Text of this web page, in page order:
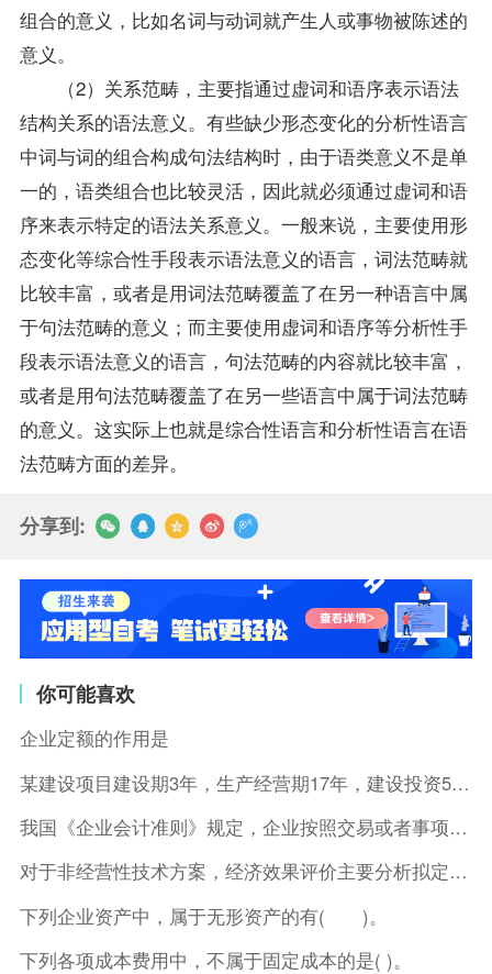
组合的意义，比如名词与动词就产生人或事物被陈述的
意义。
（2）关系范畴，主要指通过虚词和语序表示语法
结构关系的语法意义。有些缺少形态变化的分析性语言
中词与词的组合构成句法结构时，由于语类意义不是单
一的，语类组合也比较灵活，因此就必须通过虚词和语
序来表示特定的语法关系意义。一般来说，主要使用形
态变化等综合性手段表示语法意义的语言，词法范畴就
比较丰富，或者是用词法范畴覆盖了在另一种语言中属
于句法范畴的意义；而主要使用虚词和语序等分析性手
段表示语法意义的语言，句法范畴的内容就比较丰富，
或者是用句法范畴覆盖了在另一些语言中属于词法范畴
的意义。这实际上也就是综合性语言和分析性语言在语
法范畴方面的差异。
分享到:
你可能喜欢
企业定额的作用是
某建设项目建设期3年，生产经营期17年，建设投资5500万元
我国《企业会计准则》规定，企业按照交易或者事项的经济特征确定
对于非经营性技术方案，经济效果评价主要分析拟定方案的( )。
下列企业资产中，属于无形资产的有( )。
下列各项成本费用中，不属于固定成本的是( )。